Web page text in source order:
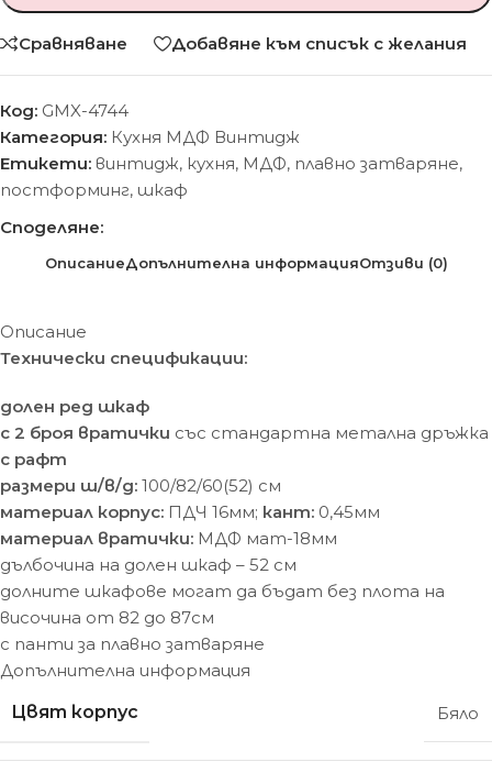
Сравняване Добавяне към списък с желания
Код: GMX-4744
Категория: Кухня МДФ Винтидж
Етикети: винтидж, кухня, МДФ, плавно затваряне,
постформинг, шкаф
Споделяне:
ОписаниеДопълнителна информацияОтзиви (0)
Описание
Технически спецификации:
долен ред шкаф
с 2 броя вратички със стандартна метална дръжка
с рафт
размери ш/в/д: 100/82/60(52) cм
материал корпус: ПДЧ 16мм; кант: 0,45мм
материал вратички: МДФ мат-18мм
дълбочина на долен шкаф – 52 см
долните шкафове могат да бъдат без плота на
височина от 82 до 87см
с панти за плавно затваряне
Допълнителна информация
Цвят корпус
Бяло